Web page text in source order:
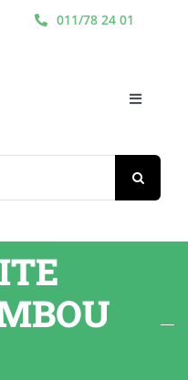
011/78 24 01
Toggle